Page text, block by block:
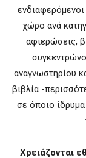
χώρο ανά
αφιερώσεις,
αναγνωστηρίου
βιβλία -
σε όποιο
Χρειάζονται